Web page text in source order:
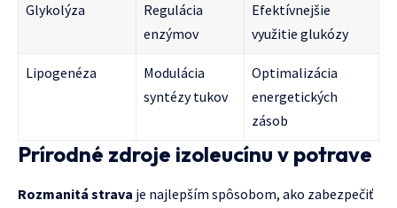
Glykolýza
Regulácia
enzýmov
Efektívnejšie
využitie glukózy
Lipogenéza
Modulácia
syntézy tukov
Optimalizácia
energetických
zásob
Prírodné zdroje izoleucínu v potrave
Rozmanitá strava je najlepším spôsobom, ako zabezpečiť